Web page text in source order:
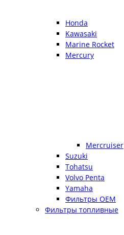
Honda
Kawasaki
Marine Rocket
Mercury
Mercruiser
Suzuki
Tohatsu
Volvo Penta
Yamaha
Фильтры OEM
Фильтры топливные